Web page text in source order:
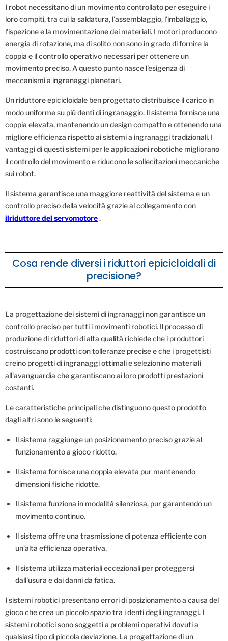
I robot necessitano di un movimento controllato per eseguire i
loro compiti, tra cui la saldatura, l'assemblaggio, l'imballaggio,
l'ispezione e la movimentazione dei materiali. I motori producono
energia di rotazione, ma di solito non sono in grado di fornire la
coppia e il controllo operativo necessari per ottenere un
movimento preciso. A questo punto nasce l'esigenza di
meccanismi a ingranaggi planetari.
Un riduttore epicicloidale ben progettato distribuisce il carico in
modo uniforme su più denti di ingranaggio. Il sistema fornisce una
coppia elevata, mantenendo un design compatto e ottenendo una
migliore efficienza rispetto ai sistemi a ingranaggi tradizionali. I
vantaggi di questi sistemi per le applicazioni robotiche migliorano
il controllo del movimento e riducono le sollecitazioni meccaniche
sui robot.
Il sistema garantisce una maggiore reattività del sistema e un
controllo preciso della velocità grazie al collegamento con
ilriduttore del servomotore.
Cosa rende diversi i riduttori epicicloidali di
precisione?
La progettazione dei sistemi di ingranaggi non garantisce un
controllo preciso per tutti i movimenti robotici. Il processo di
produzione di riduttori di alta qualità richiede che i produttori
costruiscano prodotti con tolleranze precise e che i progettisti
creino progetti di ingranaggi ottimali e selezionino materiali
all'avanguardia che garantiscano ai loro prodotti prestazioni
costanti.
Le caratteristiche principali che distinguono questo prodotto
dagli altri sono le seguenti:
Il sistema raggiunge un posizionamento preciso grazie al
funzionamento a gioco ridotto.
Il sistema fornisce una coppia elevata pur mantenendo
dimensioni fisiche ridotte.
Il sistema funziona in modalità silenziosa, pur garantendo un
movimento continuo.
Il sistema offre una trasmissione di potenza efficiente con
un'alta efficienza operativa.
Il sistema utilizza materiali eccezionali per proteggersi
dall'usura e dai danni da fatica.
I sistemi robotici presentano errori di posizionamento a causa del
gioco che crea un piccolo spazio tra i denti degli ingranaggi. I
sistemi robotici sono soggetti a problemi operativi dovuti a
qualsiasi tipo di piccola deviazione. La progettazione di un